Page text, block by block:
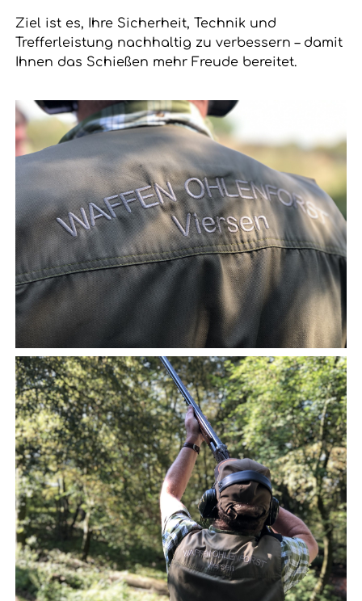
Ziel ist es, Ihre Sicherheit, Technik und
Trefferleistung nachhaltig zu verbessern – damit
Ihnen das Schießen mehr Freude bereitet.